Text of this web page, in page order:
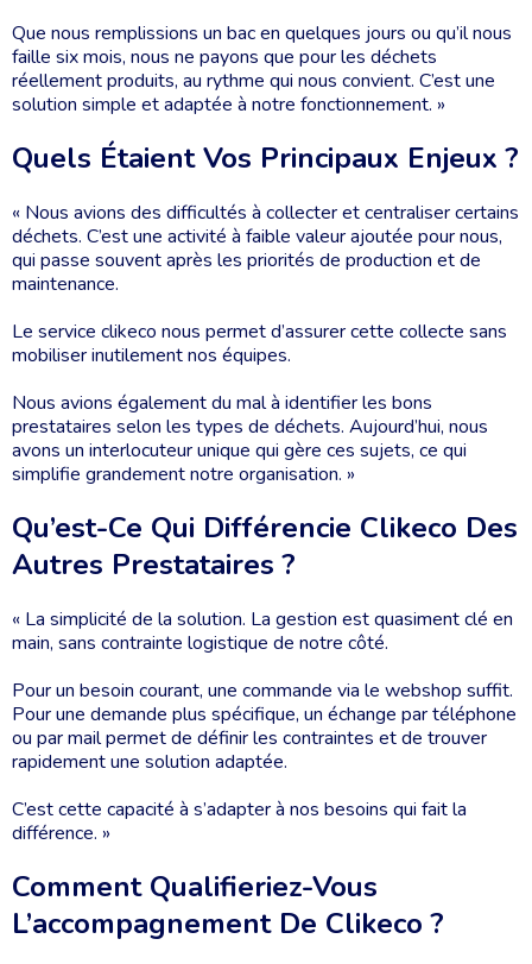
Que nous remplissions un bac en quelques jours ou qu’il nous
faille six mois, nous ne payons que pour les déchets
réellement produits, au rythme qui nous convient. C’est une
solution simple et adaptée à notre fonctionnement. »
Quels Étaient Vos Principaux Enjeux ?
« Nous avions des difficultés à collecter et centraliser certains
déchets. C’est une activité à faible valeur ajoutée pour nous,
qui passe souvent après les priorités de production et de
maintenance.
Le service clikeco nous permet d’assurer cette collecte sans
mobiliser inutilement nos équipes.
Nous avions également du mal à identifier les bons
prestataires selon les types de déchets. Aujourd’hui, nous
avons un interlocuteur unique qui gère ces sujets, ce qui
simplifie grandement notre organisation. »
Qu’est-Ce Qui Différencie Clikeco Des
Autres Prestataires ?
« La simplicité de la solution. La gestion est quasiment clé en
main, sans contrainte logistique de notre côté.
Pour un besoin courant, une commande via le webshop suffit.
Pour une demande plus spécifique, un échange par téléphone
ou par mail permet de définir les contraintes et de trouver
rapidement une solution adaptée.
C’est cette capacité à s’adapter à nos besoins qui fait la
différence. »
Comment Qualifieriez-Vous
L’accompagnement De Clikeco ?